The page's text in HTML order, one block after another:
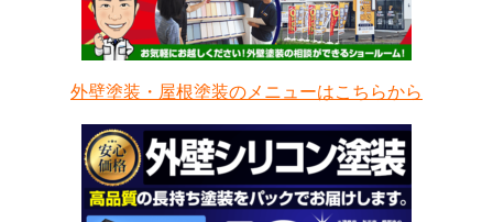
外壁塗装・屋根塗装のメニューはこちらから